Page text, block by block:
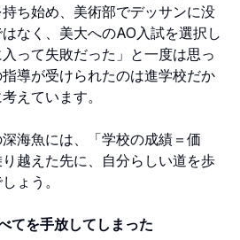
ち始め、美術部でデッサンに没
なく、美大へのAO入試を選択し
って失敗だった」と一度は思っ
導が受けられたのは進学校だか
えています。
海魚には、「学校の成績＝価
越えた先に、自分らしい道を歩
ょう。
てを手放してしまった